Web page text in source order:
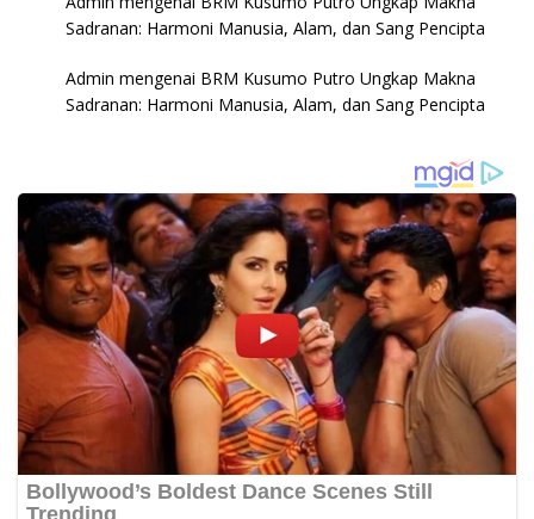
Sadranan: Harmoni Manusia, Alam, dan Sang Pencipta
Admin mengenai BRM Kusumo Putro Ungkap Makna
Sadranan: Harmoni Manusia, Alam, dan Sang Pencipta